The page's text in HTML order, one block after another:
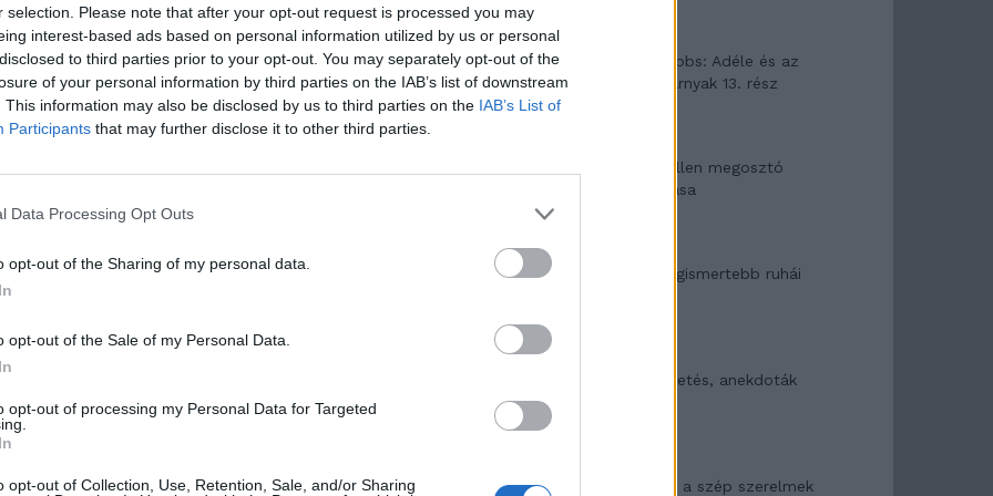
selection. Please note that after your opt-out request is processed you may
interest-based ads based on personal information utilized by us or personal
to third parties prior to your opt-out. You may separately opt-out of the
of your personal information by third parties on the IAB’s list of downstream
This information may also be disclosed by us to third parties on the IAB’s List of
Participants that may further disclose it to other third parties.
Data Processing Opt Outs
opt-out of the Sharing of my personal data.
opt-out of the Sale of my Personal Data.
opt-out of processing my Personal Data for Targeted
opt-out of Collection, Use, Retention, Sale, and/or Sharing
is letartóztatták. Nem menekült el, rejtőzött el,
akarta. Már idős volt és a gyárát sem akarta
polgár, egy ember, aki milliók életét könnyítette
szégyen, mert bizonyítéka annak, hogy egy
felüti a fejét a gyűlölet, és az embertelen ideológia
ahol az értéktelenség és az elvakultság
gyógyszerei élnek, segítenek. Halála nemcsak egy
amely rossz oldalon állt, és rosszakat támogatott.
Elyna Robbs: Adéle és az
örökölt árnyak 13. rész
Woody Allen megosztó
zsenialitása
A világ legismertebb ruhái
Nyár, nevetés, anekdoták
Panna és a szép szerelmek